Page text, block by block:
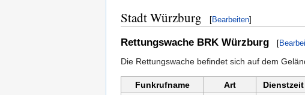
Stadt Würzburg [Bearbeiten]
Rettungswache BRK Würzburg [
Die Rettungswache befindet sich auf dem
Funkrufname Art Dienstzeit